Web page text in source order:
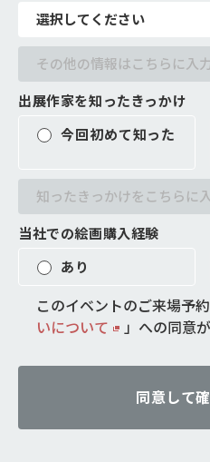
出展作家を知ったきっかけ
今回初めて知った
当社での絵画購入経験
あり
このイベントのご来場予
いについて
」 への同意
同意して